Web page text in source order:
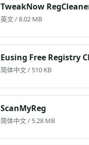
TweakNow
英文 / 8.02 MB
Eusing Free Registry
简体中文 / 510 KB
ScanMyReg
简体中文 / 5.28 MB